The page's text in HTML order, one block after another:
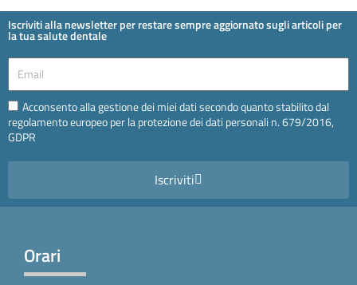
Iscriviti alla newsletter per restare sempre aggiornato sugli articoli per
la tua salute dentale
Email
Email
Acconsento alla gestione dei miei dati secondo quanto stabilito dal
regolamento europeo per la protezione dei dati personali n. 679/2016,
GDPR
Iscriviti
Orari